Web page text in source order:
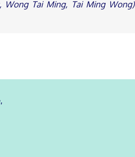
Wong Tai Ming, Tai Ming Wong)